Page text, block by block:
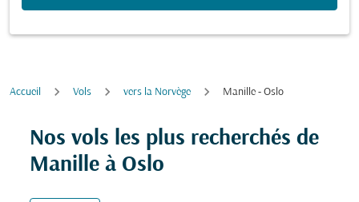
Accueil Vols vers la Norvège Manille - Oslo
Nos vols les plus recherchés de
Manille à Oslo
Essayez de mettre à jour votre itinéraire (origine et/